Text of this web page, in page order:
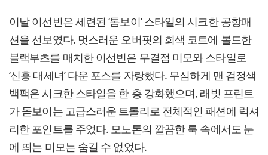
이날 이선빈은 세련된 ‘톰보이’ 스타일의 시크한 공항패
션을 선보였다. 멋스러운 오버핏의 회색 코트에 볼드한
블랙부츠를 매치한 이선빈은 무결점 미모와 스타일로
‘신흥 대세녀’ 다운 포스를 자랑했다. 무심하게 맨 검정색
백팩은 시크한 스타일을 한 층 강화했으며, 래빗 프린트
가 돋보이는 고급스러운 트롤리로 전체적인 패션에 럭셔
리한 포인트를 주었다. 모노톤의 깔끔한 룩 속에서도 눈
에 띄는 미모는 숨길 수 없었다.